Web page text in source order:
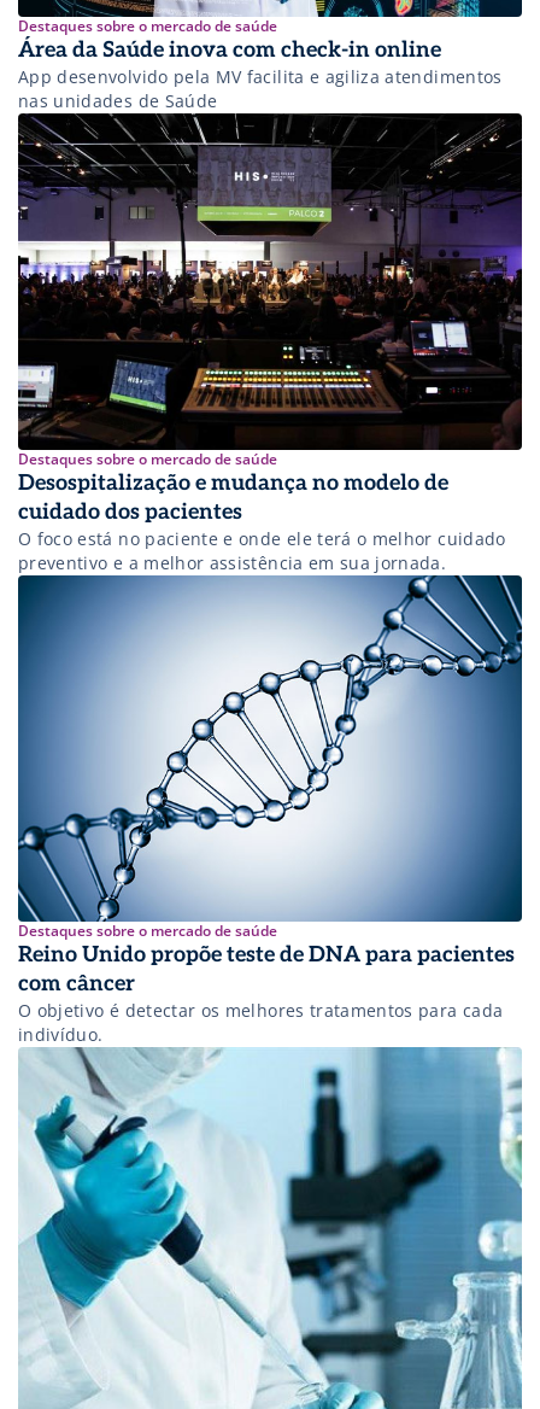
Destaques sobre o mercado de saúde
Área da Saúde inova com check-in online
App desenvolvido pela MV facilita e agiliza atendimentos
nas unidades de Saúde
Destaques sobre o mercado de saúde
Desospitalização e mudança no modelo de
cuidado dos pacientes
O foco está no paciente e onde ele terá o melhor cuidado
preventivo e a melhor assistência em sua jornada.
Destaques sobre o mercado de saúde
Reino Unido propõe teste de DNA para pacientes
com câncer
O objetivo é detectar os melhores tratamentos para cada
indivíduo.